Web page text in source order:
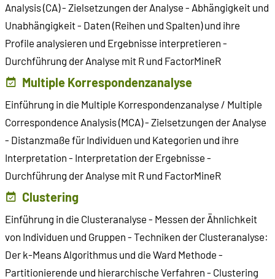
Analysis (CA) - Zielsetzungen der Analyse - Abhängigkeit und
Unabhängigkeit - Daten (Reihen und Spalten) und ihre
Profile analysieren und Ergebnisse interpretieren -
Durchführung der Analyse mit R und FactorMineR
Multiple Korrespondenzanalyse
Einführung in die Multiple Korrespondenzanalyse / Multiple
Correspondence Analysis (MCA) - Zielsetzungen der Analyse
- Distanzmaße für Individuen und Kategorien und ihre
Interpretation - Interpretation der Ergebnisse -
Durchführung der Analyse mit R und FactorMineR
Clustering
Einführung in die Clusteranalyse - Messen der Ähnlichkeit
von Individuen und Gruppen - Techniken der Clusteranalyse:
Der k-Means Algorithmus und die Ward Methode -
Partitionierende und hierarchische Verfahren - Clustering